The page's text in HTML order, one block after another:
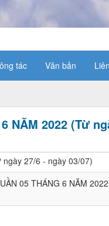
tác Văn bản
NĂM 2022 (Từ
ngày 27/6 - ngày 03/07)
05 THÁNG 6 NĂM